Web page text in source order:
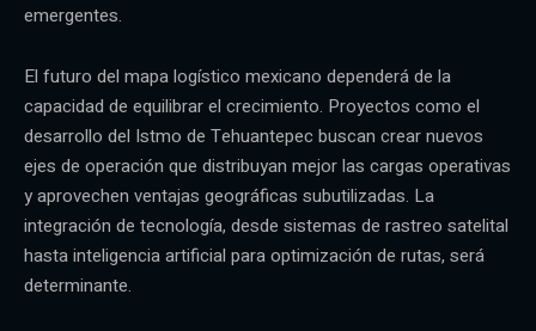
emergentes.
El futuro del mapa logístico mexicano dependerá de la
capacidad de equilibrar el crecimiento. Proyectos como el
desarrollo del Istmo de Tehuantepec buscan crear nuevos
ejes de operación que distribuyan mejor las cargas operativas
y aprovechen ventajas geográficas subutilizadas. La
integración de tecnología, desde sistemas de rastreo satelital
hasta inteligencia artificial para optimización de rutas, será
determinante.